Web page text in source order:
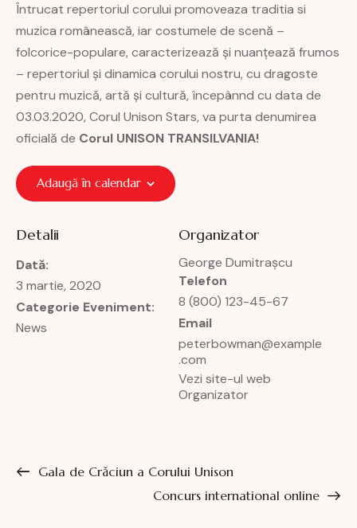
Întrucat repertoriul corului promoveaza traditia si
muzica românească, iar costumele de scenă –
folcorice-populare, caracterizează și nuanțează frumos
– repertoriul și dinamica corului nostru, cu dragoste
pentru muzică, artă și cultură, începânnd cu data de
03.03.2020, Corul Unison Stars, va purta denumirea
oficială de Corul UNISON TRANSILVANIA!
Adaugă în calendar
Detalii
Dată:
3 martie, 2020
Categorie Eveniment:
News
Organizator
George Dumitrașcu
Telefon
8 (800) 123-45-67
Email
peterbowman@example
.com
Vezi site-ul web
Organizator
Gala de Crăciun a Corului Unison
Concurs international online